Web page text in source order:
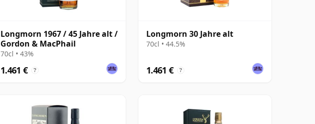
Longmorn 1967 / 45 Jahre alt /
Gordon & MacPhail
70cl • 43%
1.461 € ?
Longmorn 30 Jahre alt
70cl • 44.5%
1.461 € ?